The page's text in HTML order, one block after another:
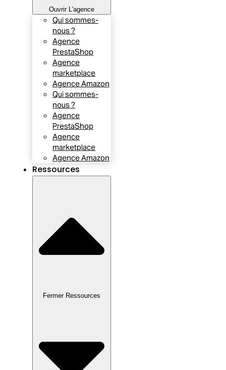
Ouvrir L'agence
Qui sommes-
nous ?
Agence
PrestaShop
Agence
marketplace
Agence Amazon
Qui sommes-
nous ?
Agence
PrestaShop
Agence
marketplace
Agence Amazon
Ressources
Fermer Ressources